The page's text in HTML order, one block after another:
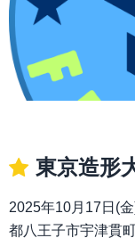
東京造形
2025年10月17日(
都八王子市宇津貫